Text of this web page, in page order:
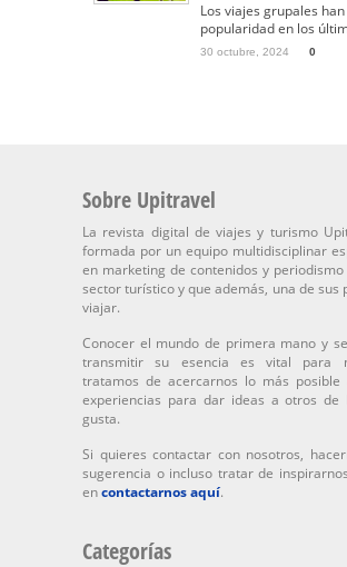
Los viajes grupales
popularidad en los
30 octubre, 2024 0
Sobre Upitravel
La revista digital de viajes y turismo
formada por un equipo multidisciplinar
en marketing de contenidos y
sector turístico y que además, una de sus
viajar.
Conocer el mundo de primera mano y
transmitir su esencia es vital para
tratamos de acercarnos lo más posible
experiencias para dar ideas a otros de
gusta.
Si quieres contactar con nosotros,
sugerencia o incluso tratar de
encontactarnos aquí.
Categorías